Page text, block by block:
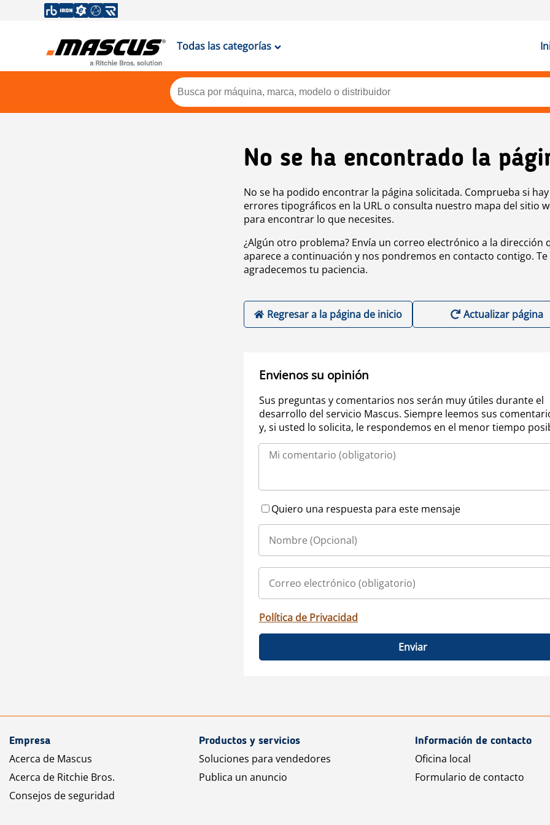
Todas las categorías
No se ha encontrado la
No se ha podido encontrar la página solicitada. Comprueba si hay
errores tipográficos en la URL o consulta nuestro mapa del sitio
para encontrar lo que necesites.
¿Algún otro problema? Envía un correo electrónico a la dirección
aparece a continuación y nos pondremos en contacto contigo. Te
agradecemos tu paciencia.
Regresar a la página de inicio Actualizar página
Envienos su opinión
Sus preguntas y comentarios nos serán muy útiles durante el
desarrollo del servicio Mascus. Siempre leemos sus
y, si usted lo solicita, le respondemos en el menor tiempo
Quiero una respuesta para este mensaje
Política de Privacidad
Enviar
Empresa
Acerca de Mascus
Acerca de Ritchie Bros.
Consejos de seguridad
Productos y servicios
Soluciones para vendedores
Publica un anuncio
Información de contacto
Oficina local
Formulario de contacto